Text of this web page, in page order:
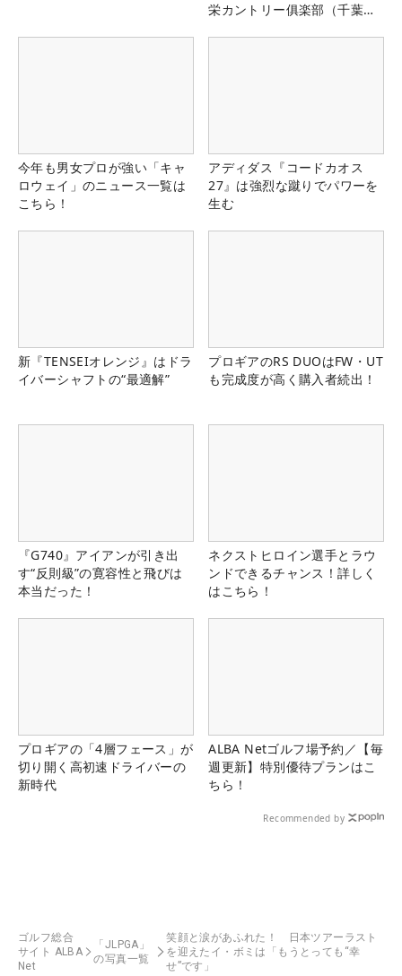
栄カントリー俱楽部（千葉
今年も男女プロが強い「キャ
ロウェイ」のニュース一覧は
こちら！
アディダス『コードカオス
27』は強烈な蹴りでパワーを
生む
新『TENSEIオレンジ』はドラ
イバーシャフトの“最適解”
プロギアのRS DUOはFW・UT
も完成度が高く購入者続出！
『G740』アイアンが引き出
す“反則級”の寛容性と飛びは
本当だった！
ネクストヒロイン選手とラウ
ンドできるチャンス！詳しく
はこちら！
プロギアの「4層フェース」が
切り開く高初速ドライバーの
新時代
ALBA Netゴルフ場予約／【毎
週更新】特別優待プランはこ
ちら！
Recommended by
ゴルフ総合
サイト ALBA
Net
「JLPGA」
の写真一覧
笑顔と涙があふれた！ 日本ツアーラスト
を迎えたイ・ボミは「もうとっても“幸
せ”です」